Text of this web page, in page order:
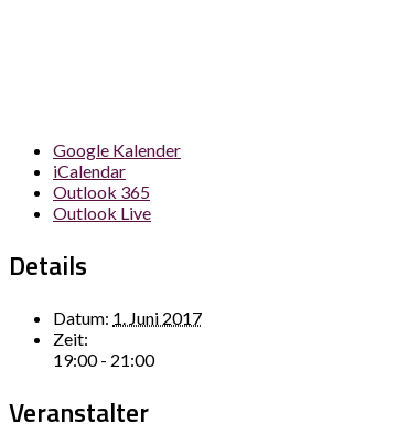
Google Kalender
iCalendar
Outlook 365
Outlook Live
Details
Datum: 1. Juni 2017
Zeit:
19:00 - 21:00
Veranstalter